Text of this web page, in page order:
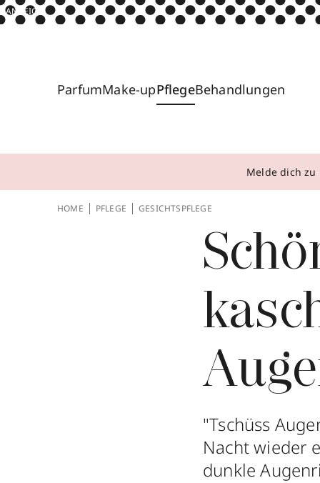
ANZEIGE
ParfumMake-upPflegeBehandlungen
Melde dich zu
HOME PFLEGE GESICHTSPFLEGE
"Tschüss
Nacht wieder
dunkle